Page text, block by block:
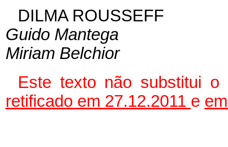
DILMA ROUSSEFF
Guido Mantega
Miriam Belchior
Este texto não substitui o
retificado em 27.12.2011 e